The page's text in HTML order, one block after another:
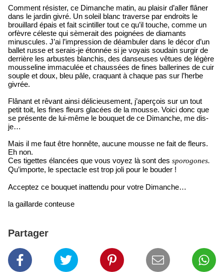
Comment résister, ce Dimanche matin, au plaisir d’aller flâner
dans le jardin givré. Un soleil blanc traverse par endroits le
brouillard épais et fait scintiller tout ce qu’il touche, comme un
orfèvre céleste qui sèmerait des poignées de diamants
minuscules. J’ai l’impression de déambuler dans le décor d’un
ballet russe et serais-je étonnée si je voyais soudain surgir de
derrière les arbustes blanchis, des danseuses vêtues de légère
mousseline immaculée et chaussées de fines ballerines de cuir
souple et doux, bleu pâle, craquant à chaque pas sur l’herbe
givrée.
Flânant et rêvant ainsi délicieusement, j’aperçois sur un tout
petit toit, les fines fleurs glacées de la mousse. Voici donc que
se présente de lui-même le bouquet de ce Dimanche, me dis-
je…
Mais il me faut être honnête, aucune mousse ne fait de fleurs.
Eh non.
Ces tigettes élancées que vous voyez là sont des sporogones.
Qu’importe, le spectacle est trop joli pour le bouder !
Acceptez ce bouquet inattendu pour votre Dimanche…
la gaillarde conteuse
Partager